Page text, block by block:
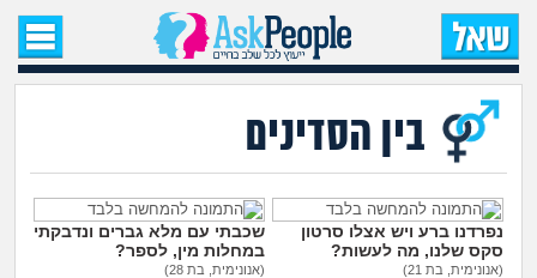
עמוד הבית
שאלות חדשות
שאלות שעוררו עניין
בין הסדינים
נפרדנו ברע ויש אצלו סרטון
סקס שלנו, מה לעשות?
(אנונימית, בת 21)
שכבתי עם מלא גברים ונדבקתי
במחלות מין, לספר?
(אנונימית, בת 28)